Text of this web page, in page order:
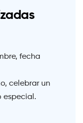
fecha
celebrar un
especial.